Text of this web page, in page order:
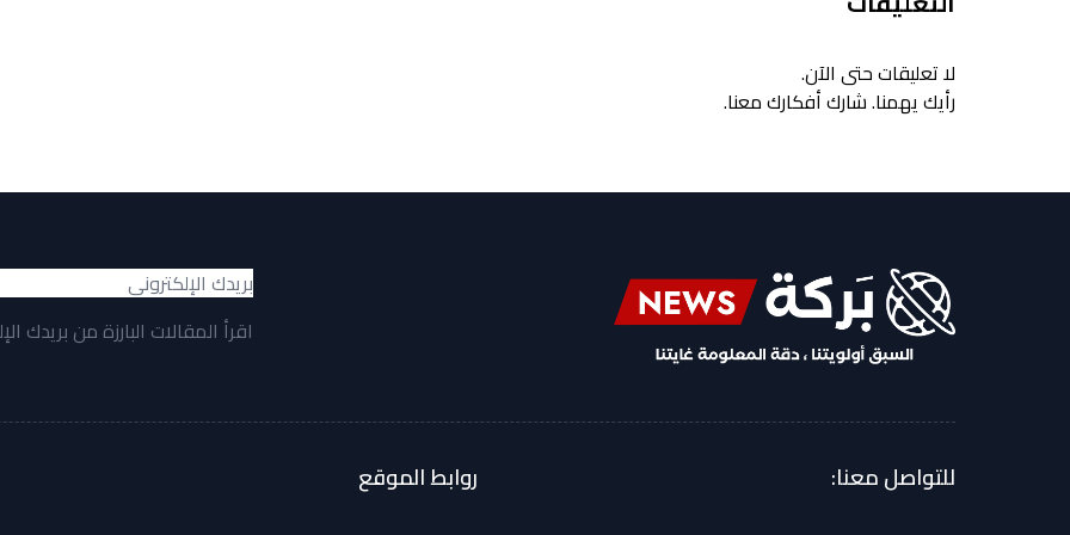
لا تعليقات حتى الآن.
رأيك يهمنا. شارك أفكارك معنا.
اقرأ المقالات البارزة من بريدك
للتواصل معنا: روابط الموقع